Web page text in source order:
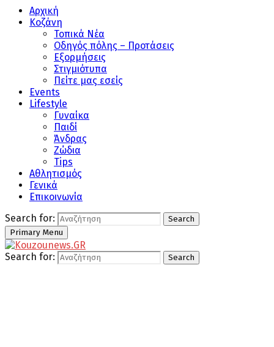
Αρχική
Κοζάνη
Τοπικά Νέα
Οδηγός πόλης – Προτάσεις
Εξορμήσεις
Στιγμιότυπα
Πείτε μας εσείς
Events
Lifestyle
Γυναίκα
Παιδί
Άνδρας
Ζώδια
Tips
Αθλητισμός
Γενικά
Επικοινωνία
Search for:
Search
Primary Menu
Search for: Search